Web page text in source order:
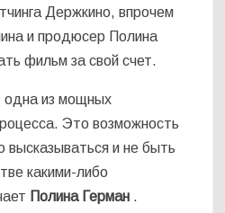
Держкино, впрочем
и продюсер Полина
фильм за свой счет.
одна из мощных
Это возможность
высказываться и не быть
какими-либо
Полина Герман .